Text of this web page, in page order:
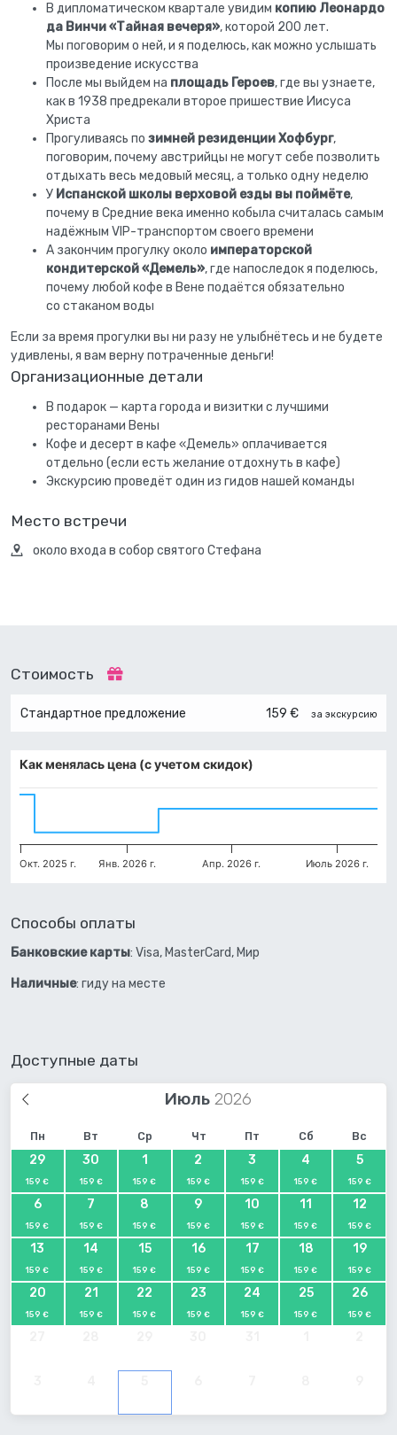
В дипломатическом квартале увидим копию Леонардо
да Винчи «Тайная вечеря», которой 200 лет.
Мы поговорим о ней, и я поделюсь, как можно услышать
произведение искусства
После мы выйдем на площадь Героев, где вы узнаете,
как в 1938 предрекали второе пришествие Иисуса
Христа
Прогуливаясь по зимней резиденции Хофбург,
поговорим, почему австрийцы не могут себе позволить
отдыхать весь медовый месяц, а только одну неделю
У Испанской школы верховой езды вы поймёте,
почему в Средние века именно кобыла считалась самым
надёжным VIP-транспортом своего времени
А закончим прогулку около императорской
кондитерской «Демель», где напоследок я поделюсь,
почему любой кофе в Вене подаётся обязательно
со стаканом воды
Если за время прогулки вы ни разу не улыбнётесь и не будете
удивлены, я вам верну потраченные деньги!
Организационные детали
В подарок — карта города и визитки с лучшими
ресторанами Вены
Кофе и десерт в кафе «Демель» оплачивается
отдельно (если есть желание отдохнуть в кафе)
Экскурсию проведёт один из гидов нашей команды
Место встречи
около входа в собор святого Стефана
Стоимость
Стандартное предложение 159 € за экскурсию
Как менялась цена (с учетом скидок)
Окт. 2025 г. Янв. 2026 г. Апр. 2026 г. Июль 2026 г.
Способы оплаты
Банковские карты: Visa, MasterCard, Мир
Наличные: гиду на месте
Доступные даты
Июль
Пн Вт Ср Чт Пт Сб Вс
29
159 €
30
159 €
1
159 €
2
159 €
3
159 €
4
159 €
5
159 €
6
159 €
7
159 €
8
159 €
9
159 €
10
159 €
11
159 €
12
159 €
13
159 €
14
159 €
15
159 €
16
159 €
17
159 €
18
159 €
19
159 €
20
159 €
21
159 €
22
159 €
23
159 €
24
159 €
25
159 €
26
159 €